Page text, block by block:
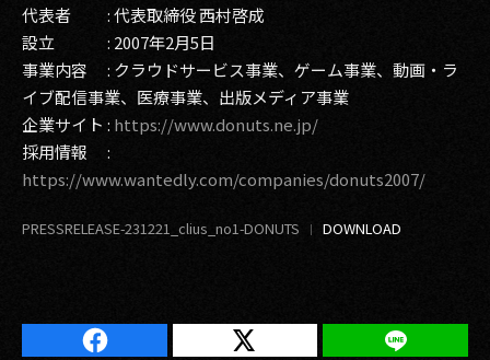
代表者 : 代表取締役 西村啓成
設立 : 2007年2月5日
事業内容 : クラウドサービス事業、ゲーム事業、動画・ラ
イブ配信事業、医療事業、出版メディア事業
企業サイト : https://www.donuts.ne.jp/
採用情報 :
https://www.wantedly.com/companies/donuts2007/
PRESSRELEASE-231221_clius_no1-DONUTS